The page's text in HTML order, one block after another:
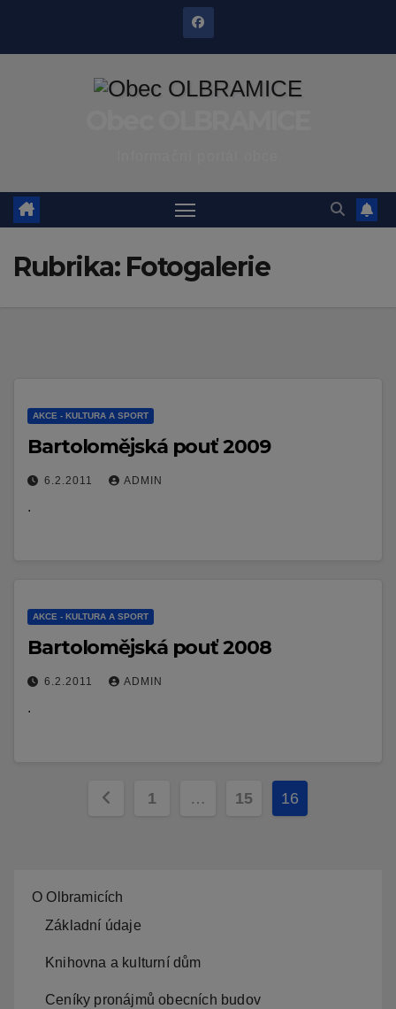
Rubrika: Fotogalerie
AKCE - KULTURA A SPORT
Bartolomějská pouť 2009
6.2.2011 ADMIN
.
AKCE - KULTURA A SPORT
Bartolomějská pouť 2008
6.2.2011 ADMIN
.
Stránkování
1 … 15 16
O Olbramicích
Základní údaje
Knihovna a kulturní dům
Ceníky pronájmů obecních budov